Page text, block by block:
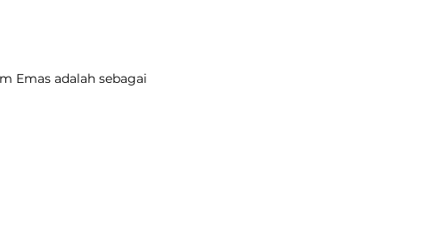
Emas adalah sebagai